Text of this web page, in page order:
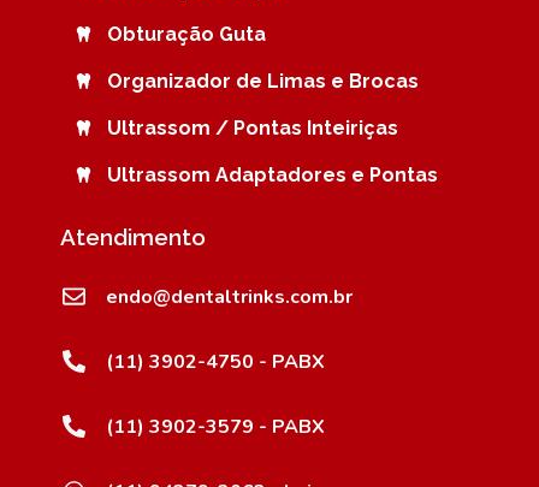
Obturação Guta
Organizador de Limas e Brocas
Ultrassom / Pontas Inteiriças
Ultrassom Adaptadores e Pontas
Atendimento
endo@dentaltrinks.com.br
(11) 3902-4750 - PABX
(11) 3902-3579 - PABX